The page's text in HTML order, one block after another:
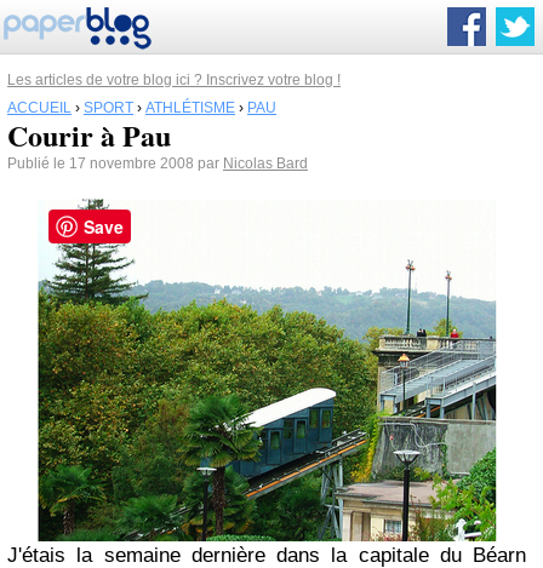
Les articles de votre blog ici ? Inscrivez votre blog !
ACCUEIL › SPORT › ATHLÉTISME › PAU
Courir à Pau
Publié le 17 novembre 2008 par Nicolas Bard
J'étais la semaine dernière dans la capitale du Béarn
Save